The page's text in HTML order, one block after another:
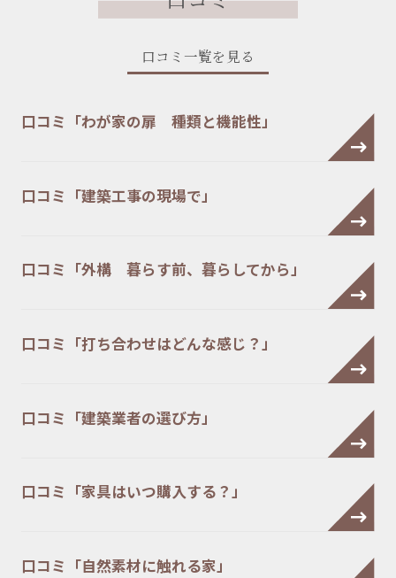
口コミ一覧を見る
口コミ「わが家の扉 種類と機能性」
口コミ「建築工事の現場で」
口コミ「外構 暮らす前、暮らしてから」
口コミ「打ち合わせはどんな感じ？」
口コミ「建築業者の選び方」
口コミ「家具はいつ購入する？」
口コミ「自然素材に触れる家」